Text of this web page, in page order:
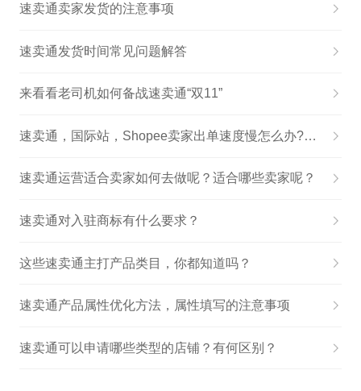
速卖通卖家发货的注意事项
速卖通发货时间常见问题解答
来看看老司机如何备战速卖通“双11”
速卖通，国际站，Shopee卖家出单速度慢怎么办?（自养号测评经验分享）
速卖通运营适合卖家如何去做呢？适合哪些卖家呢？
速卖通对入驻商标有什么要求？
这些速卖通主打产品类目，你都知道吗？
速卖通产品属性优化方法，属性填写的注意事项
速卖通可以申请哪些类型的店铺？有何区别？